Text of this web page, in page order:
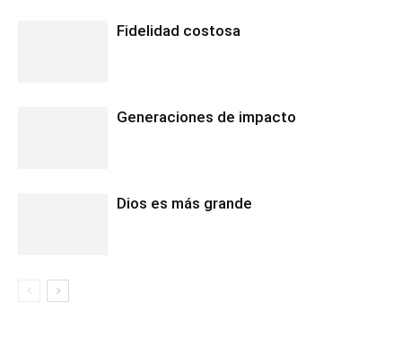
Fidelidad costosa
Generaciones de impacto
Dios es más grande